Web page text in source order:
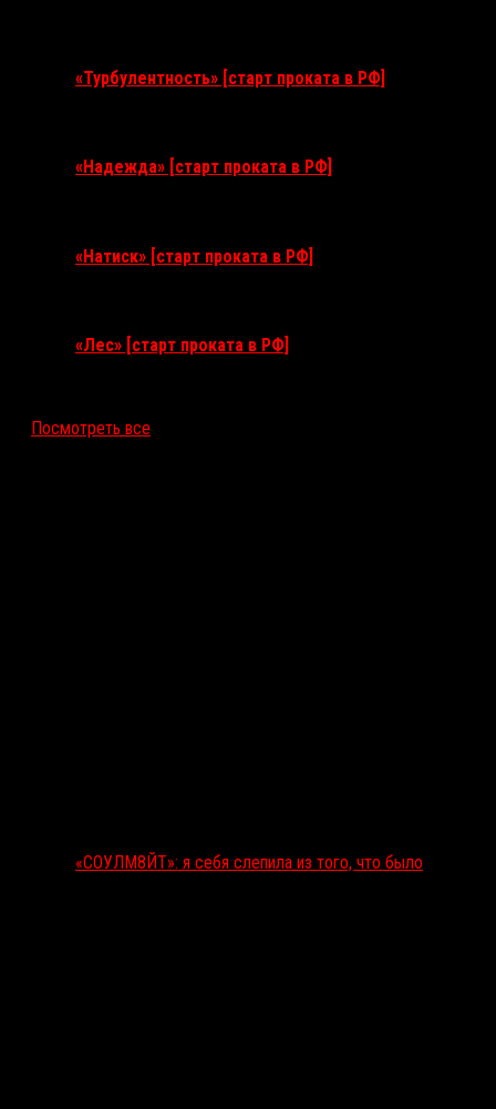
«Турбулентность» [старт проката в РФ]
«Надежда» [старт проката в РФ]
«Натиск» [старт проката в РФ]
«Лес» [старт проката в РФ]
Посмотреть все
«СОУЛМ8ЙТ»: я себя слепила из того, что было